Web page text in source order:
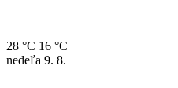
28 °C 16 °C
nedeľa 9. 8.